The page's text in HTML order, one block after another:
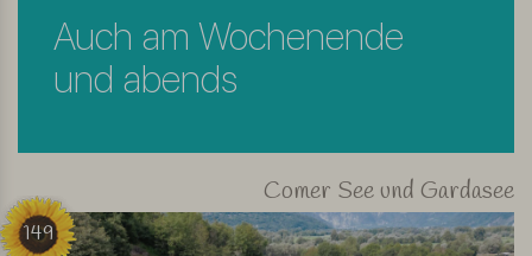
Auch am Wochenende
und abends
Comer See und Gardasee
149